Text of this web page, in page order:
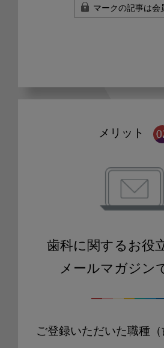
マークの記事は会
メリット
歯科に関するお役
メールマガジン
ご登録いただいた職種